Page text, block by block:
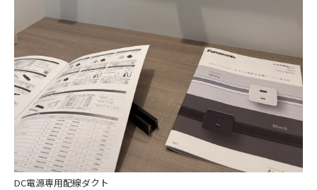
DC電源専用配線ダクト